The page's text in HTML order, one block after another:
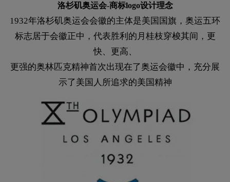
洛杉矶奥运会-商标logo设计理念
1932年洛杉矶奥运会会徽的主体是美国国旗，奥运五环
标志居于会徽正中，代表胜利的月桂枝穿梭其间，更
快、更高、
更强的奥林匹克精神首次出现在了奥运会徽中，充分展
示了美国人所追求的美国精神